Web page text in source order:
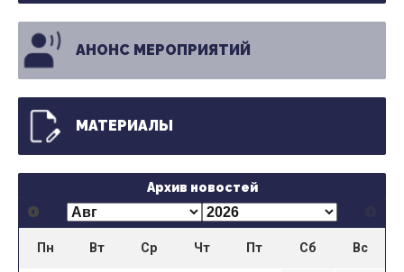
АНОНС МЕРОПРИЯТИЙ
МАТЕРИАЛЫ
Архив новостей
Пн Вт Ср Чт Пт Сб Вс